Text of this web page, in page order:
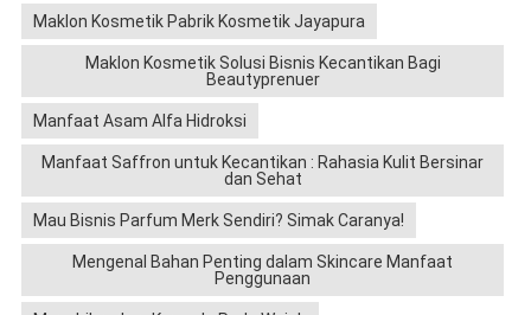
Maklon Kosmetik Pabrik Kosmetik Jayapura
Maklon Kosmetik Solusi Bisnis Kecantikan Bagi
Beautyprenuer
Manfaat Asam Alfa Hidroksi
Manfaat Saffron untuk Kecantikan : Rahasia Kulit Bersinar
dan Sehat
Mau Bisnis Parfum Merk Sendiri? Simak Caranya!
Mengenal Bahan Penting dalam Skincare Manfaat
Penggunaan